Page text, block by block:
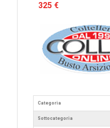
325 €
Categoria
Sottocategoria